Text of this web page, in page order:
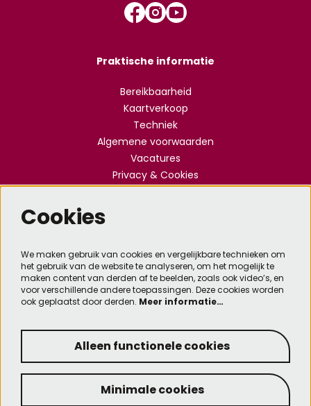
Praktische informatie
Bereikbaarheid
Kaartverkoop
Techniek
Algemene voorwaarden
Vacatures
Privacy & Cookies
Meld je aan voor de nieuwsbrief
Aanmelden
Cookies
We maken gebruik van cookies en vergelijkbare technieken om
het gebruik van de website te analyseren, om het mogelijk te
maken content van derden af te beelden, zoals ook video’s, en
voor verschillende andere toepassingen. Deze cookies worden
ook geplaatst door derden. Meer informatie…
Alleen functionele cookies
Minimale cookies